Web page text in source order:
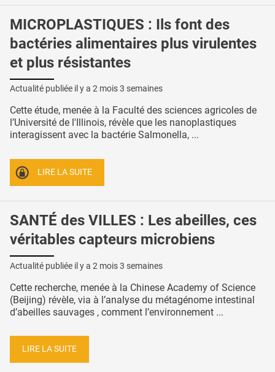
MICROPLASTIQUES : Ils font des
bactéries alimentaires plus virulentes
et plus résistantes
Actualité publiée il y a 2 mois 3 semaines
Cette étude, menée à la Faculté des sciences agricoles de
l’Université de l'Illinois, révèle que les nanoplastiques
interagissent avec la bactérie Salmonella, ...
LIRE LA SUITE
SANTÉ des VILLES : Les abeilles, ces
véritables capteurs microbiens
Actualité publiée il y a 2 mois 3 semaines
Cette recherche, menée à la Chinese Academy of Science
(Beijing) révèle, via à l’analyse du métagénome intestinal
d’abeilles sauvages , comment l’environnement ...
LIRE LA SUITE